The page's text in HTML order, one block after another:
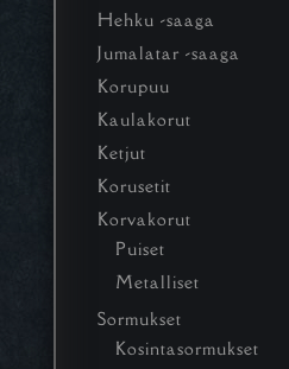
Hehku -saaga
Jumalatar -saaga
Korupuu
Kaulakorut
Ketjut
Korusetit
Korvakorut
Puiset
Metalliset
Sormukset
Kosintasormukset